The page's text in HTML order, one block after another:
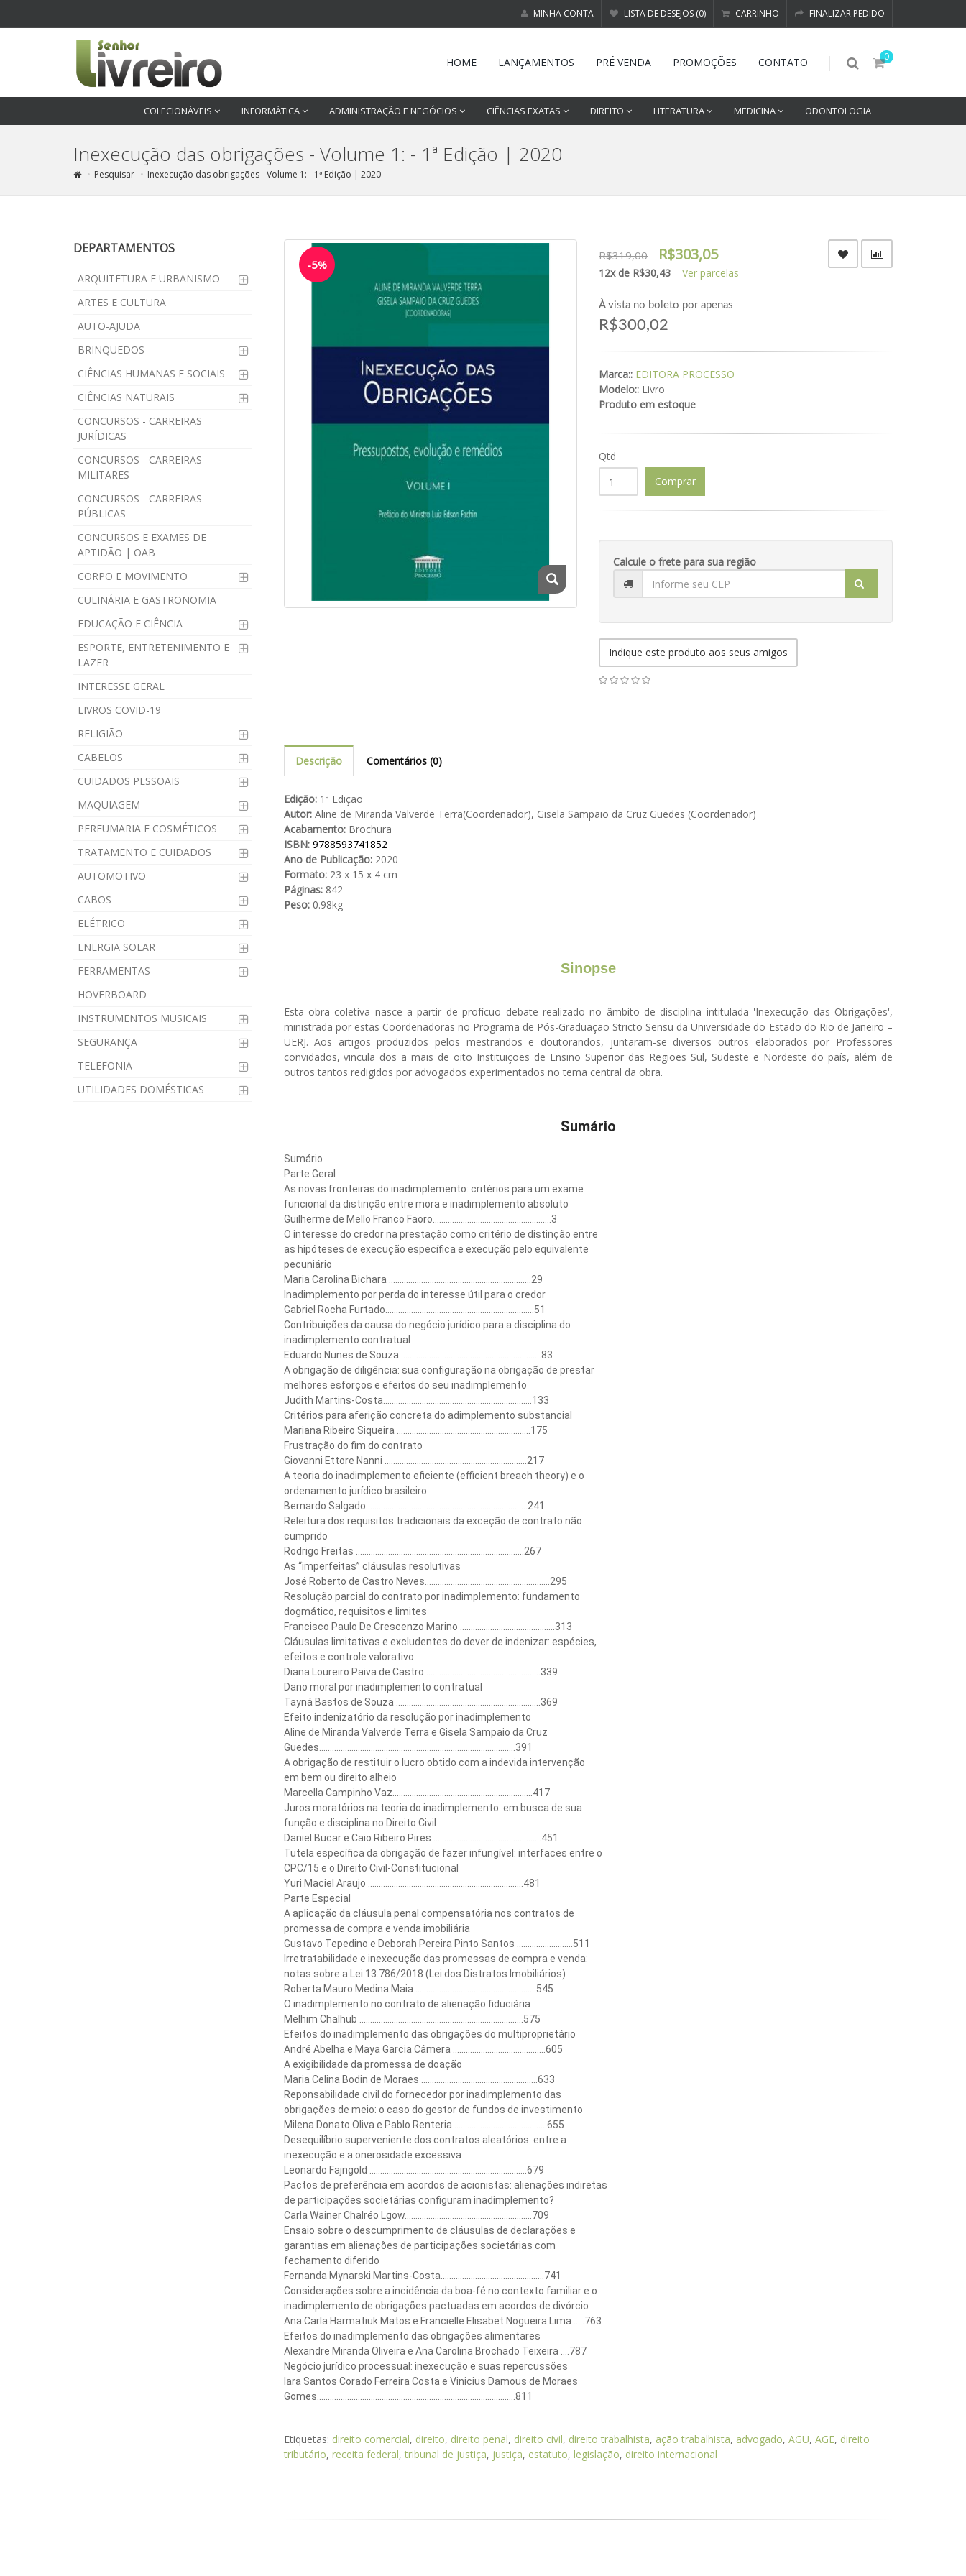
MINHA CONTA LISTA DE DESEJOS (0) CARRINHO FINALIZAR PEDIDO
0
HOME LANÇAMENTOS PRÉ VENDA PROMOÇÕES CONTATO
COLECIONÁVEIS INFORMÁTICA ADMINISTRAÇÃO E NEGÓCIOS CIÊNCIAS EXATAS DIREITO LITERATURA MEDICINA ODONTOLOGIA
Inexecução das obrigações - Volume 1: - 1ª Edição | 2020
Pesquisar Inexecução das obrigações - Volume 1: - 1ª Edição | 2020
DEPARTAMENTOS
ARQUITETURA E URBANISMO
ARTES E CULTURA
AUTO-AJUDA
BRINQUEDOS
CIÊNCIAS HUMANAS E SOCIAIS
CIÊNCIAS NATURAIS
CONCURSOS - CARREIRAS
JURÍDICAS
CONCURSOS - CARREIRAS
MILITARES
CONCURSOS - CARREIRAS
PÚBLICAS
CONCURSOS E EXAMES DE
APTIDÃO | OAB
CORPO E MOVIMENTO
CULINÁRIA E GASTRONOMIA
EDUCAÇÃO E CIÊNCIA
ESPORTE, ENTRETENIMENTO E
LAZER
INTERESSE GERAL
LIVROS COVID-19
RELIGIÃO
CABELOS
CUIDADOS PESSOAIS
MAQUIAGEM
PERFUMARIA E COSMÉTICOS
TRATAMENTO E CUIDADOS
AUTOMOTIVO
CABOS
ELÉTRICO
ENERGIA SOLAR
FERRAMENTAS
HOVERBOARD
INSTRUMENTOS MUSICAIS
SEGURANÇA
TELEFONIA
UTILIDADES DOMÉSTICAS
-5%
R$319,00 R$303,05
12x de R$30,43 Ver parcelas
À vista no boleto por apenas
R$300,02
Marca:: EDITORA PROCESSO
Modelo:: Livro
Produto em estoque
Qtd
Comprar
Calcule o frete para sua região
Indique este produto aos seus amigos
Descrição Comentários (0)
Edição:1ª Edição
Autor:Aline de Miranda Valverde Terra(Coordenador), Gisela Sampaio da Cruz Guedes (Coordenador)
Acabamento:Brochura
ISBN: 9788593741852
Ano de Publicação:2020
Formato:23 x 15 x 4 cm
Páginas:842
Peso:0.98kg
Sinopse
Esta obra coletiva nasce a partir de profícuo debate realizado no âmbito de disciplina intitulada 'Inexecução das Obrigações',
ministrada por estas Coordenadoras no Programa de Pós-Graduação Stricto Sensu da Universidade do Estado do Rio de Janeiro –
UERJ. Aos artigos produzidos pelos mestrandos e doutorandos, juntaram-se diversos outros elaborados por Professores
convidados, vincula dos a mais de oito Instituições de Ensino Superior das Regiões Sul, Sudeste e Nordeste do país, além de
outros tantos redigidos por advogados experimentados no tema central da obra.
Sumário
Sumário
Parte Geral
As novas fronteiras do inadimplemento: critérios para um exame
funcional da distinção entre mora e inadimplemento absoluto
Guilherme de Mello Franco Faoro.......................................................3
O interesse do credor na prestação como critério de distinção entre
as hipóteses de execução específica e execução pelo equivalente
pecuniário
Maria Carolina Bichara ..................................................................29
Inadimplemento por perda do interesse útil para o credor
Gabriel Rocha Furtado.....................................................................51
Contribuições da causa do negócio jurídico para a disciplina do
inadimplemento contratual
Eduardo Nunes de Souza..................................................................83
A obrigação de diligência: sua configuração na obrigação de prestar
melhores esforços e efeitos do seu inadimplemento
Judith Martins-Costa.....................................................................133
Critérios para aferição concreta do adimplemento substancial
Mariana Ribeiro Siqueira ..............................................................175
Frustração do fim do contrato
Giovanni Ettore Nanni ..................................................................217
A teoria do inadimplemento eficiente (efficient breach theory) e o
ordenamento jurídico brasileiro
Bernardo Salgado...........................................................................241
Releitura dos requisitos tradicionais da exceção de contrato não
cumprido
Rodrigo Freitas ..............................................................................267
As “imperfeitas” cláusulas resolutivas
José Roberto de Castro Neves..........................................................295
Resolução parcial do contrato por inadimplemento: fundamento
dogmático, requisitos e limites
Francisco Paulo De Crescenzo Marino ............................................313
Cláusulas limitativas e excludentes do dever de indenizar: espécies,
efeitos e controle valorativo
Diana Loureiro Paiva de Castro .....................................................339
Dano moral por inadimplemento contratual
Tayná Bastos de Souza ...................................................................369
Efeito indenizatório da resolução por inadimplemento
Aline de Miranda Valverde Terra e Gisela Sampaio da Cruz
Guedes...........................................................................................391
A obrigação de restituir o lucro obtido com a indevida intervenção
em bem ou direito alheio
Marcella Campinho Vaz.................................................................417
Juros moratórios na teoria do inadimplemento: em busca de sua
função e disciplina no Direito Civil
Daniel Bucar e Caio Ribeiro Pires ..................................................451
Tutela específica da obrigação de fazer infungível: interfaces entre o
CPC/15 e o Direito Civil-Constitucional
Yuri Maciel Araujo ........................................................................481
Parte Especial
A aplicação da cláusula penal compensatória nos contratos de
promessa de compra e venda imobiliária
Gustavo Tepedino e Deborah Pereira Pinto Santos ..........................511
Irretratabilidade e inexecução das promessas de compra e venda:
notas sobre a Lei 13.786/2018 (Lei dos Distratos Imobiliários)
Roberta Mauro Medina Maia ........................................................545
O inadimplemento no contrato de alienação fiduciária
Melhim Chalhub ............................................................................575
Efeitos do inadimplemento das obrigações do multiproprietário
André Abelha e Maya Garcia Câmera ...........................................605
A exigibilidade da promessa de doação
Maria Celina Bodin de Moraes ......................................................633
Reponsabilidade civil do fornecedor por inadimplemento das
obrigações de meio: o caso do gestor de fundos de investimento
Milena Donato Oliva e Pablo Renteria ...........................................655
Desequilíbrio superveniente dos contratos aleatórios: entre a
inexecução e a onerosidade excessiva
Leonardo Fajngold .........................................................................679
Pactos de preferência em acordos de acionistas: alienações indiretas
de participações societárias configuram inadimplemento?
Carla Wainer Chalréo Lgow...........................................................709
Ensaio sobre o descumprimento de cláusulas de declarações e
garantias em alienações de participações societárias com
fechamento diferido
Fernanda Mynarski Martins-Costa................................................741
Considerações sobre a incidência da boa-fé no contexto familiar e o
inadimplemento de obrigações pactuadas em acordos de divórcio
Ana Carla Harmatiuk Matos e Francielle Elisabet Nogueira Lima .....763
Efeitos do inadimplemento das obrigações alimentares
Alexandre Miranda Oliveira e Ana Carolina Brochado Teixeira ....787
Negócio jurídico processual: inexecução e suas repercussões
Iara Santos Corado Ferreira Costa e Vinicius Damous de Moraes
Gomes............................................................................................811
Etiquetas: direito comercial, direito, direito penal, direito civil, direito trabalhista, ação trabalhista, advogado, AGU, AGE, direito
tributário, receita federal,tribunal de justiça, justiça, estatuto, legislação, direito internacional